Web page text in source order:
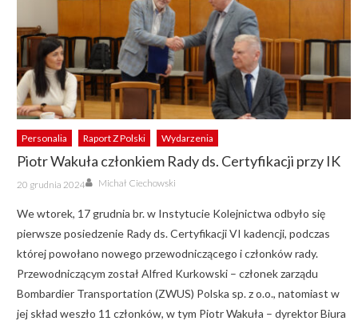
Personalia Raport Z Polski Wydarzenia
Piotr Wakuła członkiem Rady ds. Certyfikacji przy IK
Posted
on
20 grudnia 2024 Author
Michał Ciechowski
We wtorek, 17 grudnia br. w Instytucie Kolejnictwa odbyło się
pierwsze posiedzenie Rady ds. Certyfikacji VI kadencji, podczas
której powołano nowego przewodniczącego i członków rady.
Przewodniczącym został Alfred Kurkowski – członek zarządu
Bombardier Transportation (ZWUS) Polska sp. z o.o., natomiast w
jej skład weszło 11 członków, w tym Piotr Wakuła – dyrektor Biura